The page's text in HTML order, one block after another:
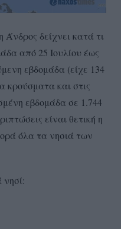
δείχνει κατά τι
από 25 Ιουλίου έως
εβδομάδα (είχε 134
κρούσματα και στις
εβδομάδα σε 1.744
είναι θετική η
όλα τα νησιά των